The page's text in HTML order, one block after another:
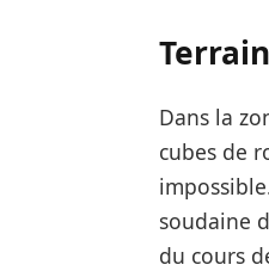
Dans la
cubes de
soudaine
du cours